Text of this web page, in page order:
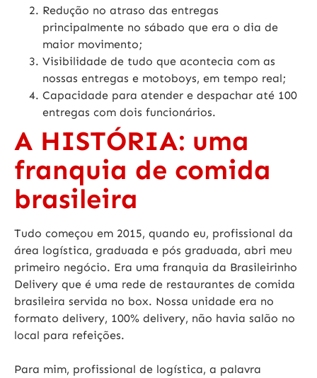
Redução no atraso das entregas
principalmente no sábado que era o dia de
maior movimento;
Visibilidade de tudo que acontecia com as
nossas entregas e motoboys, em tempo real;
Capacidade para atender e despachar até 100
entregas com dois funcionários.
A HISTÓRIA: uma
franquia de comida
brasileira
Tudo começou em 2015, quando eu, profissional da
área logística, graduada e pós graduada, abri meu
primeiro negócio. Era uma franquia da Brasileirinho
Delivery que é uma rede de restaurantes de comida
brasileira servida no box. Nossa unidade era no
formato delivery, 100% delivery, não havia salão no
local para refeições.
Para mim, profissional de logística, a palavra